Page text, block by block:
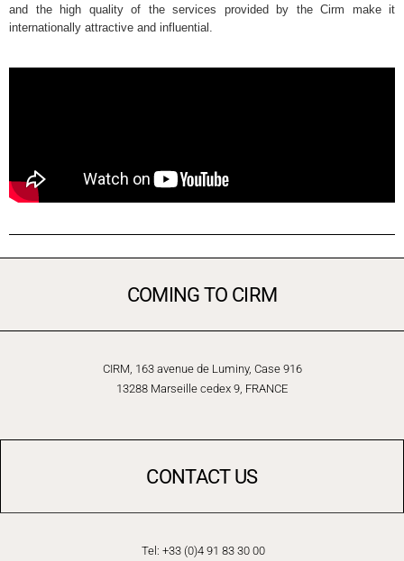
and the high quality of the services provided by the Cirm make it
internationally attractive and influential.
COMING TO CIRM
CIRM, 163 avenue de Luminy, Case 916
13288 Marseille cedex 9, FRANCE
CONTACT US
Tel: +33 (0)4 91 83 30 00